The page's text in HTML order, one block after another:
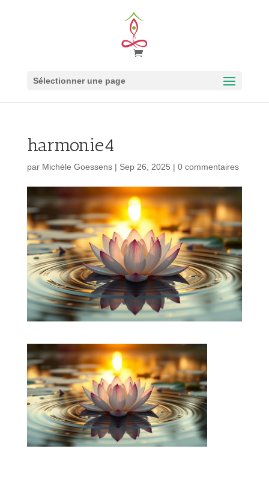
Sélectionner une page
harmonie4
par Michèle Goessens| Sep 26, 2025 | 0 commentaires